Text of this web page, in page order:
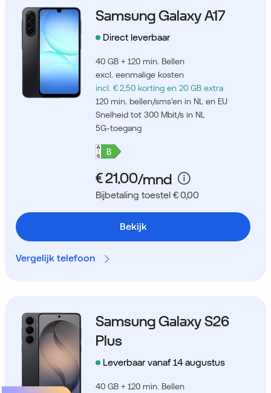
Samsung Galaxy A17
Direct leverbaar
40 GB + 120 min. Bellen
excl. eenmalige kosten
incl. € 2,50 korting en 20 GB extra
120 min. bellen/sms'en in NL en EU
Snelheid tot 300 Mbit/s in NL
5G-toegang
Bijbetaling toestel € 0,00
Bekijk
Vergelijk telefoon
Samsung Galaxy S26
Plus
Leverbaar vanaf 14 augustus
40 GB + 120 min. Bellen